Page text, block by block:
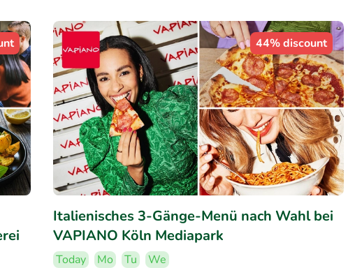
44% discount
Italienisches 3-Gänge-Menü nach Wahl bei
VAPIANO Köln Mediapark
Today Mo Tu
We